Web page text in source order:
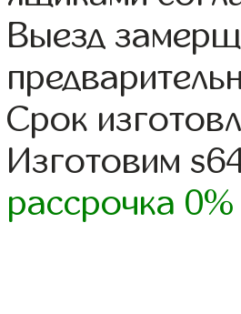
Выезд
Срок
Изготовим
рассрочка